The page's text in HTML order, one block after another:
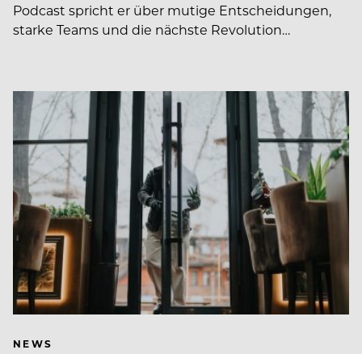
Podcast spricht er über mutige Entscheidungen,
starke Teams und die nächste Revolution…
NEWS